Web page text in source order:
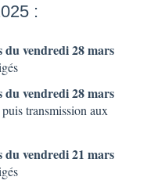
:
du vendredi 28 mars
du vendredi 28 mars
transmission aux
du vendredi 21 mars